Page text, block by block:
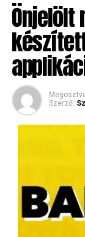
Önjelölt
Szerző: